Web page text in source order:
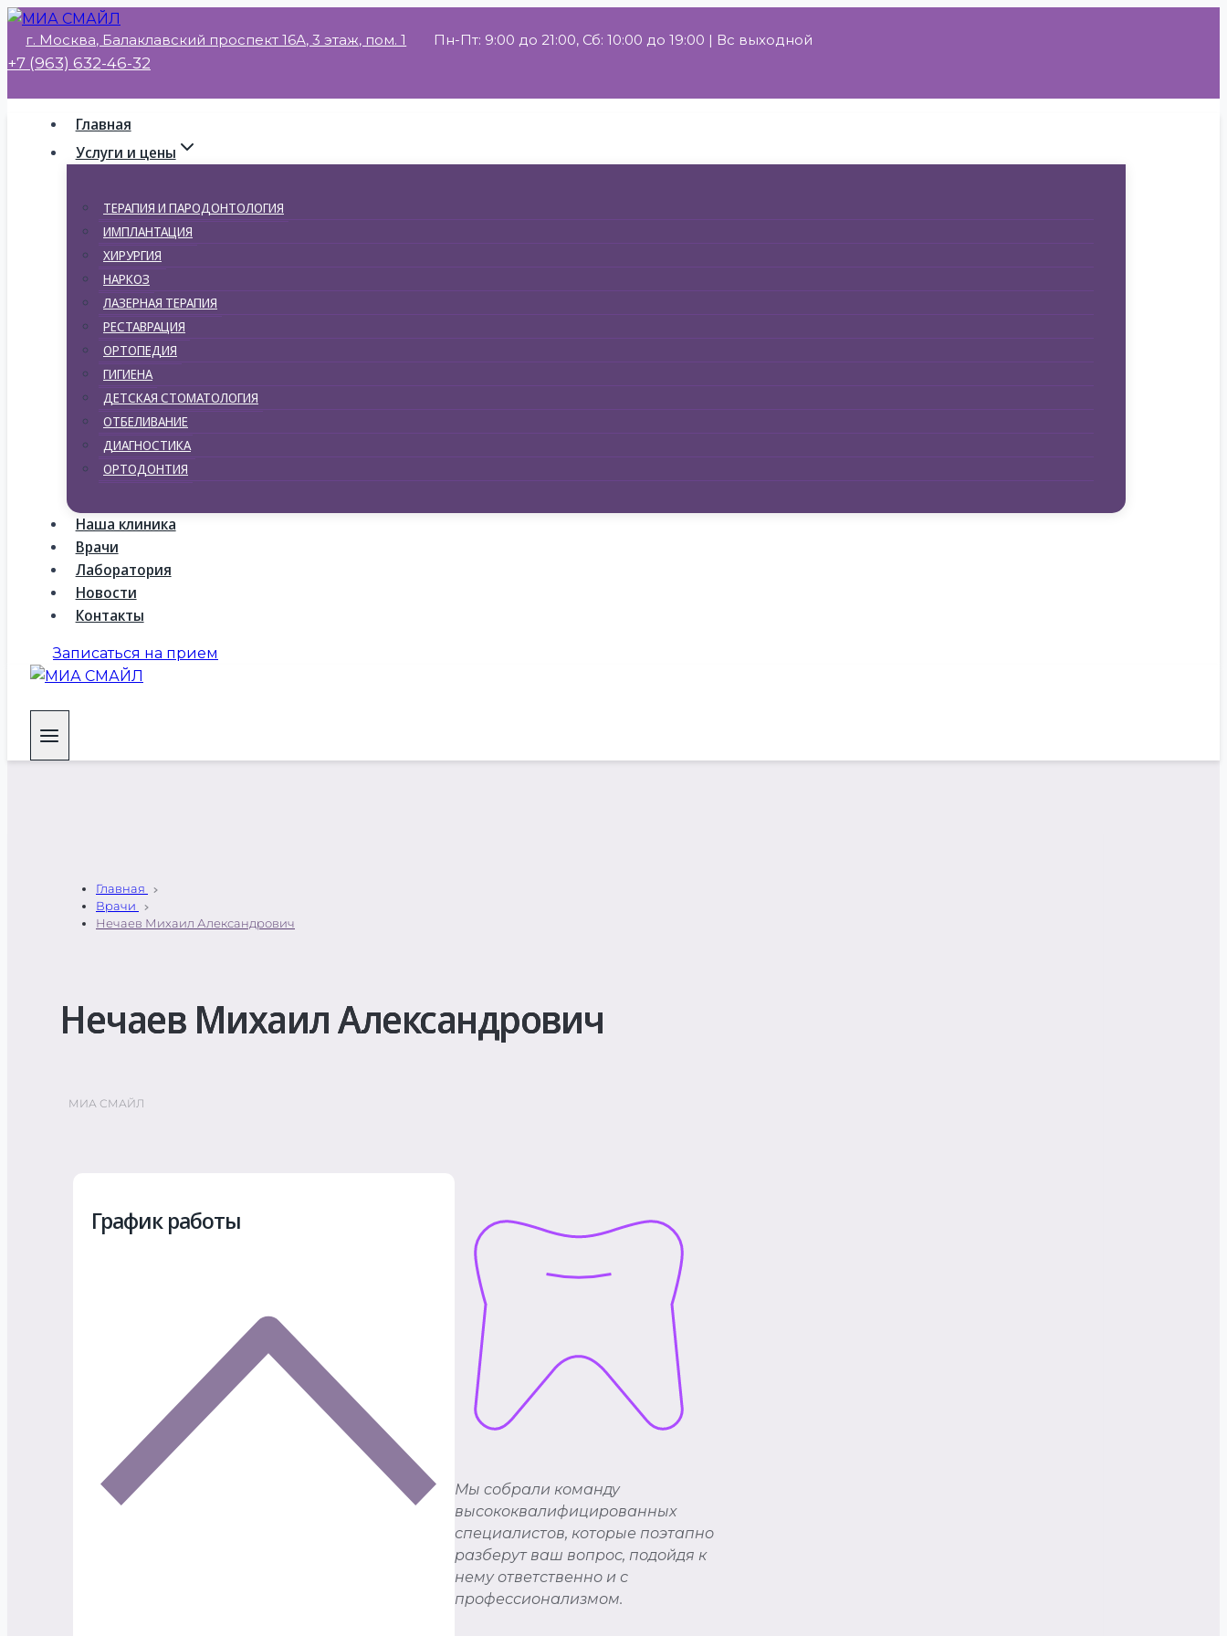
Перейти
содержимому
г. Москва, Балаклавский проспект 16А, 3 этаж, пом. 1 Пн-Пт: 9:00 до 21:00, Сб: 10:00 до 19:00 | Вс выходной
+7 (963) 632-46-32
Главная
Услуги и цены
ТЕРАПИЯ И ПАРОДОНТОЛОГИЯ
ИМПЛАНТАЦИЯ
ХИРУРГИЯ
НАРКОЗ
ЛАЗЕРНАЯ ТЕРАПИЯ
РЕСТАВРАЦИЯ
ОРТОПЕДИЯ
ГИГИЕНА
ДЕТСКАЯ СТОМАТОЛОГИЯ
ОТБЕЛИВАНИЕ
ДИАГНОСТИКА
ОРТОДОНТИЯ
Наша клиника
Врачи
Лаборатория
Новости
Контакты
Записаться на прием
Главная
Врачи
Нечаев Михаил Александрович
Нечаев Михаил Александрович
МИА СМАЙЛ
График работы
Мы cобрали команду
высококвалифицированных
специалистов, которые поэтапно
разберут ваш вопрос, подойдя к
нему ответственно и с
профессионализмом.